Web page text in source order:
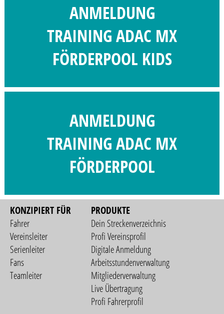
ANMELDUNG
TRAINING ADAC MX
FÖRDERPOOL KIDS
ANMELDUNG
TRAINING ADAC MX
FÖRDERPOOL
KONZIPIERT FÜR
Fahrer
Vereinsleiter
Serienleiter
Fans
Teamleiter
PRODUKTE
Dein Streckenverzeichnis
Profi Vereinsprofil
Digitale Anmeldung
Arbeitsstundenverwaltung
Mitgliederverwaltung
Live Übertragung
Profi Fahrerprofil